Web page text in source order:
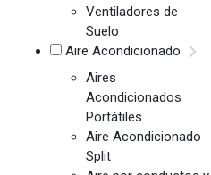
Ventiladores de
Suelo
Aire Acondicionado
Aires
Acondicionados
Portátiles
Aire Acondicionado
Split